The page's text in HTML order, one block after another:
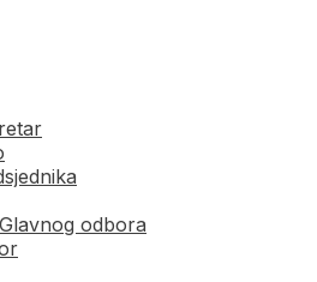
odbora